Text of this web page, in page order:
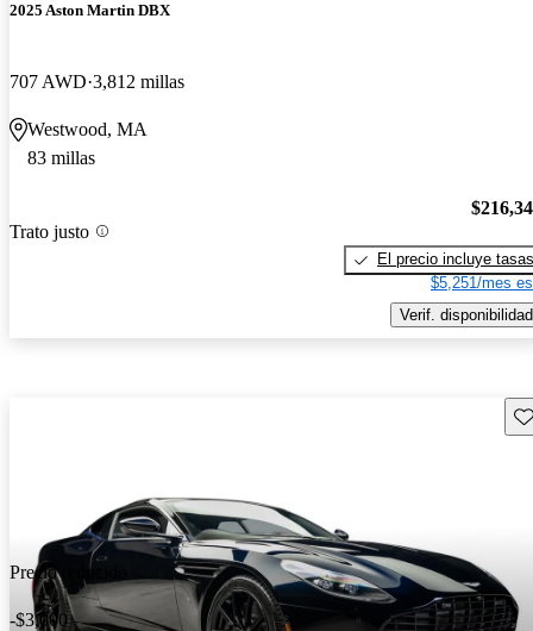
2025 Aston Martin DBX
707 AWD 3,812 millas
Westwood, MA
83 millas
Trato justo
El precio incluye tasas
$5,251/mes
Verif. disponibilidad
Precio reducido
-$3,000